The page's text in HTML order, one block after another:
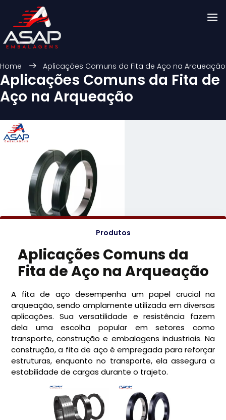
Home Aplicações Comuns da Fita de Aço na Arqueação
Aplicações Comuns da Fita de
Aço na Arqueação
Produtos
Aplicações Comuns da
Fita de Aço na Arqueação
A fita de aço desempenha um papel crucial na
arqueação, sendo amplamente utilizada em diversas
aplicações. Sua versatilidade e resistência fazem
dela uma escolha popular em setores como
transporte, construção e embalagens industriais. Na
construção, a fita de aço é empregada para reforçar
estruturas, enquanto no transporte, ela assegura a
estabilidade de cargas durante o trajeto.